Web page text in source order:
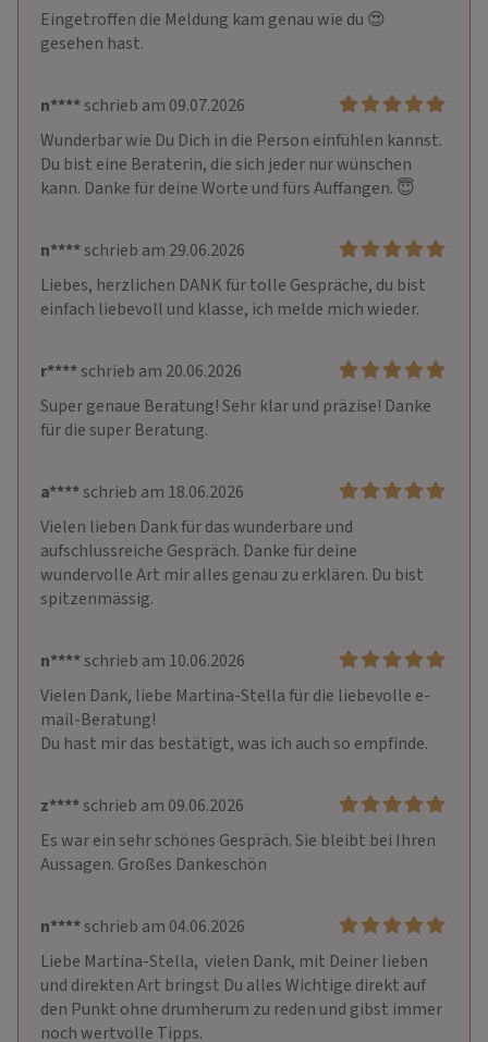
Eingetroffen die Meldung kam genau wie du 😍
gesehen hast.
n****schrieb am 09.07.2026
Wunderbar wie Du Dich in die Person einfühlen kannst.
Du bist eine Beraterin, die sich jeder nur wünschen
kann. Danke für deine Worte und fürs Auffangen. 😇
n****schrieb am 29.06.2026
Liebes, herzlichen DANK für tolle Gespräche, du bist
einfach liebevoll und klasse, ich melde mich wieder.
r****schrieb am 20.06.2026
Super genaue Beratung! Sehr klar und präzise! Danke
für die super Beratung.
a****schrieb am 18.06.2026
Vielen lieben Dank für das wunderbare und
aufschlussreiche Gespräch. Danke für deine
wundervolle Art mir alles genau zu erklären. Du bist
spitzenmässig.
n****schrieb am 10.06.2026
Vielen Dank, liebe Martina-Stella für die liebevolle e-
mail-Beratung!
Du hast mir das bestätigt, was ich auch so empfinde.
z****schrieb am 09.06.2026
Es war ein sehr schönes Gespräch. Sie bleibt bei Ihren
Aussagen. Großes Dankeschön
n****schrieb am 04.06.2026
Liebe Martina-Stella,  vielen Dank, mit Deiner lieben
und direkten Art bringst Du alles Wichtige direkt auf
den Punkt ohne drumherum zu reden und gibst immer
noch wertvolle Tipps.